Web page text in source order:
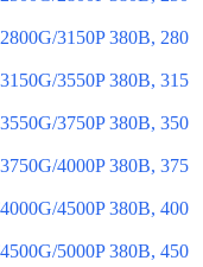
3150P 380В, 280
3550P 380В, 315
3750P 380В, 350
4000P 380В, 375
4500P 380В, 400
5000P 380В, 450